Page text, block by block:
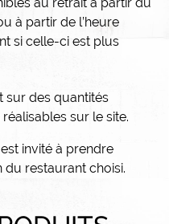
à partir de l’heure
si celle-ci est plus
sur des quantités
sur le site.
invité à prendre
restaurant choisi.